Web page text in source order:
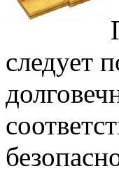
следует